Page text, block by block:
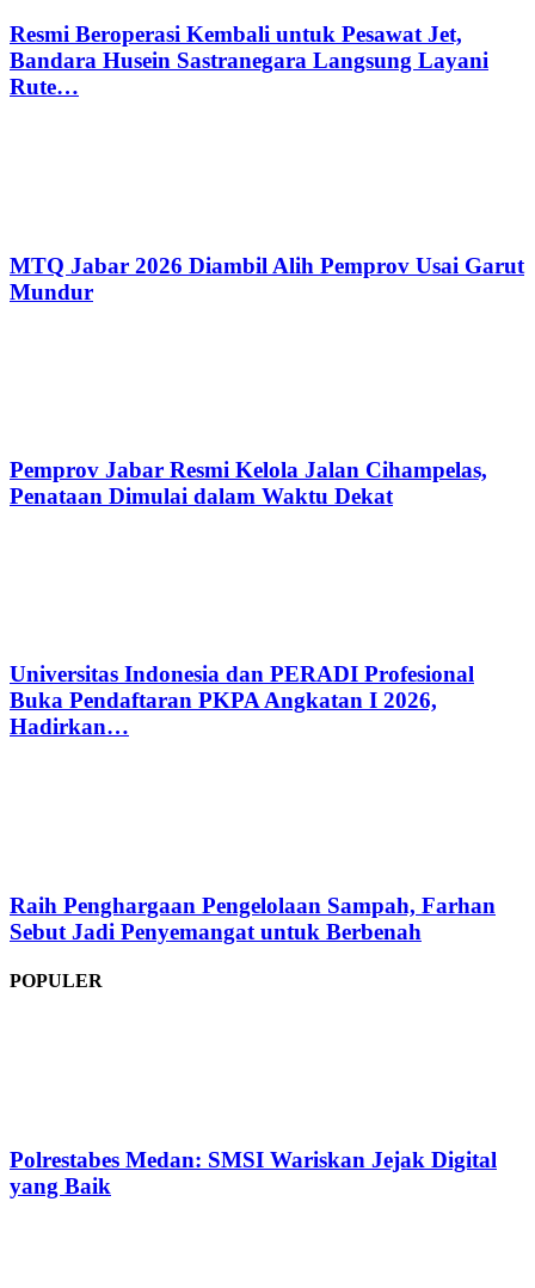
Resmi Beroperasi Kembali untuk Pesawat Jet,
Bandara Husein Sastranegara Langsung Layani
Rute…
MTQ Jabar 2026 Diambil Alih Pemprov Usai Garut
Mundur
Pemprov Jabar Resmi Kelola Jalan Cihampelas,
Penataan Dimulai dalam Waktu Dekat
Universitas Indonesia dan PERADI Profesional
Buka Pendaftaran PKPA Angkatan I 2026,
Hadirkan…
Raih Penghargaan Pengelolaan Sampah, Farhan
Sebut Jadi Penyemangat untuk Berbenah
POPULER
Polrestabes Medan: SMSI Wariskan Jejak Digital
yang Baik